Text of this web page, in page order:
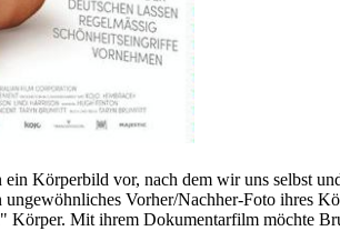
ein Körperbild vor, nach dem wir uns selbst
Vorher/Nachher-Foto ihres
Körper. Mit ihrem Dokumentarfilm möchte